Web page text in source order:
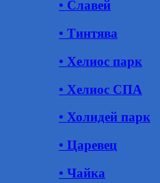
• Славей
• Тинтява
• Хелиос парк
• Хелиос СПА
• Холидей парк
• Царевец
• Чайка